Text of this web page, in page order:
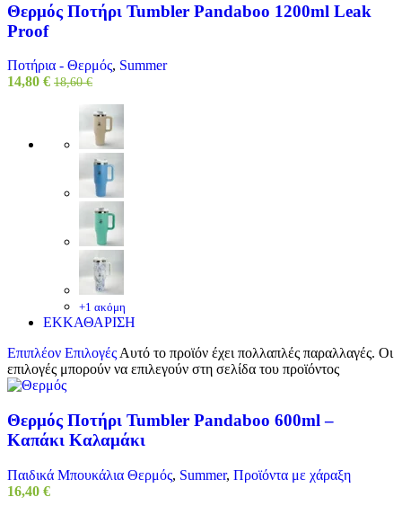
Θερμός Ποτήρι Tumbler Pandaboo 1200ml Leak
Proof
Ποτήρια - Θερμός, Summer
14,80 € 18,60€
+1 ακόμη
ΕΚΚΑΘΑΡΙΣΗ
Επιπλέον ΕπιλογέςΑυτό το προϊόν έχει πολλαπλές παραλλαγές. Οι
επιλογές μπορούν να επιλεγούν στη σελίδα του προϊόντος
Θερμός Ποτήρι Tumbler Pandaboo 600ml –
Καπάκι Καλαμάκι
Παιδικά Μπουκάλια Θερμός, Summer, Προϊόντα με χάραξη
16,40 €